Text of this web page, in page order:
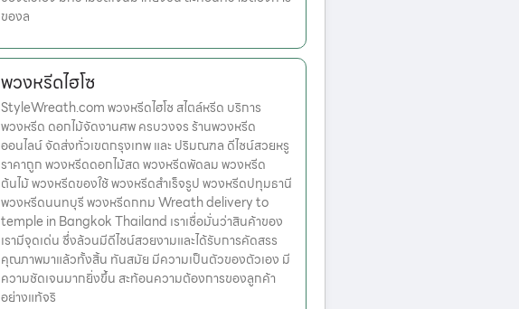
ของล
พวงหรีดไฮโซ
StyleWreath.com พวงหรีดไฮโซ สไตล์หรีด บริการ
พวงหรีด ดอกไม้จัดงานศพ ครบวงจร ร้านพวงหรีด
ออนไลน์ จัดส่งทั่วเขตกรุงเทพ และ ปริมณฑล ดีไซน์สวยหรู
ราคาถูก พวงหรีดดอกไม้สด พวงหรีดพัดลม พวงหรีด
ต้นไม้ พวงหรีดของใช้ พวงหรีดสำเร็จรูป พวงหรีดปทุมธานี
พวงหรีดนนทบุรี พวงหรีดกทม Wreath delivery to
temple in Bangkok Thailand เราเชื่อมั่นว่าสินค้าของ
เรามีจุดเด่น ซึ่งล้วนมีดีไซน์สวยงามและได้รับการคัดสรร
คุณภาพมาแล้วทั้งสิ้น ทันสมัย มีความเป็นตัวของตัวเอง มี
ความชัดเจนมากยิ่งขึ้น สะท้อนความต้องการของลูกค้า
อย่างแท้จริ